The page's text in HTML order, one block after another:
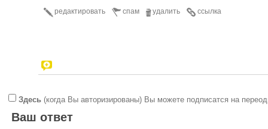
ссылка
удалить
спам
редактировать
Здесь (когда Вы авторизированы) Вы можете подписатся на
Ваш ответ